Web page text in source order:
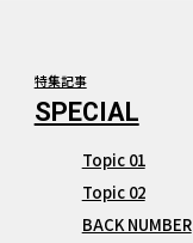
特集記事
Topic 01
Topic 02
BACK NUMBER